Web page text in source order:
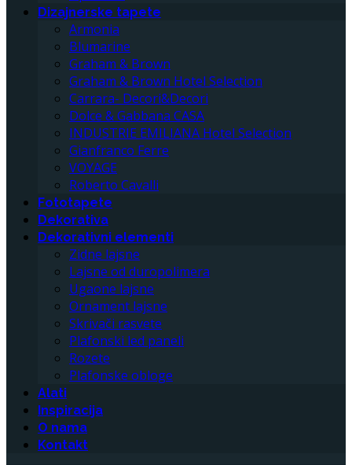
Dizajnerske tapete
Armonia
Blumarine
Graham & Brown
Graham & Brown Hotel Selection
Carrara- Decori&Decori
Dolce & Gabbana CASA
INDUSTRIE EMILIANA Hotel Selection
Gianfranco Ferre
VOYAGE
Roberto Cavalli
Fototapete
Dekorativa
Dekorativni elementi
Zidne lajsne
Lajsne od duropolimera
Ugaone lajsne
Ornament lajsne
Skrivači rasvete
Plafonski led paneli
Rozete
Plafonske obloge
Alati
Inspiracija
O nama
Kontakt